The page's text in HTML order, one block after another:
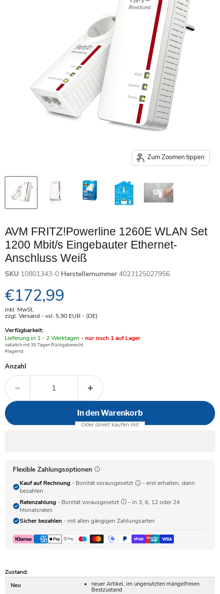
Zum Zoomen tippen
AVM FRITZ!Powerline 1260E WLAN Set
1200 Mbit/s Eingebauter Ethernet-
Anschluss Weiß
SKU 10801343-0 Herstellernummer 4023125027956
Aktueller Preis
€172,99
inkl. MwSt.
zzgl. Versand - vsl. 5,90 EUR- (DE)
Verfügbarkeit:
Verfügbar
-
Lieferung in 1 - 2 Werktagen - nur noch 1 auf Lager
natürlich mit 30 Tagen Rückgaberecht
#lagernd
Anzahl
In den Warenkorb
Flexible Zahlungsoptionen
Kauf auf Rechnung - Bonität vorausgesetzt
- erst erhalten, dann
bezahlen
Ratenzahlung - Bonität vorausgesetzt
- in 3, 6, 12 oder 24
Monatsraten
Sicher bezahlen - mit allen gängigen Zahlungsarten
Zustand:
Neu
neuer Artikel, im ungenutzten mängelfreien
Bestzustand